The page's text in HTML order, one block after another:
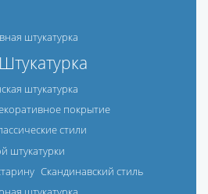
штукатурка
штукатурка
покрытие
стили
штукатурки
Скандинавский стиль